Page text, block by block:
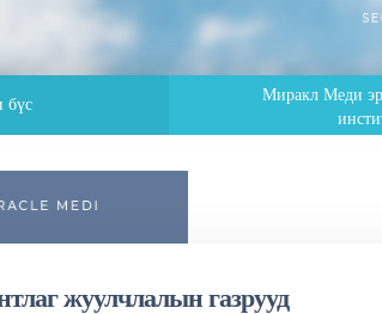
бүс
Миракл Меди
жуулчлалын газрууд